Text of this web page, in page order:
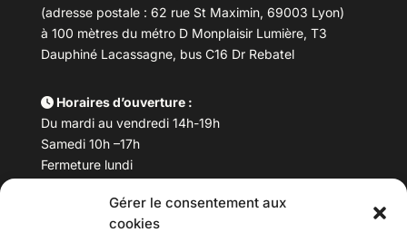
Gérer le consentement aux
cookies
(adresse postale : 62 rue St Maximin, 69003 Lyon)
à 100 mètres du métro D Monplaisir Lumière, T3
Dauphiné Lacassagne, bus C16 Dr Rebatel
Horaires d’ouverture :
Du mardi au vendredi 14h-19h
Samedi 10h –17h
Fermeture lundi
Téléphone : 04 78 53 06 40
maisondesculturesasiatiques@asiexpo.com